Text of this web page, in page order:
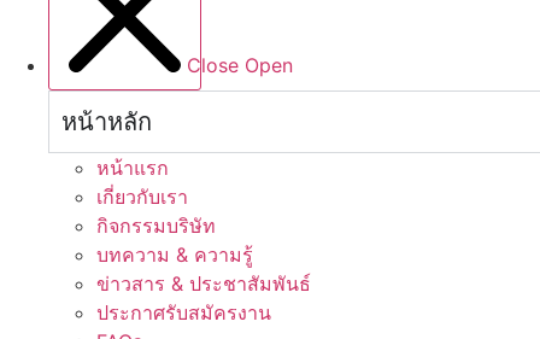
Close Open
หน้าหลัก
หน้าแรก
เกี่ยวกับเรา
กิจกรรมบริษัท
บทความ & ความรู้
ข่าวสาร & ประชาสัมพันธ์
ประกาศรับสมัครงาน